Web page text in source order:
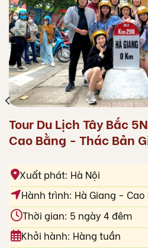
Tour Du Lịch Tây Bắc
Cao Bằng - Thác Bản
Xuất phát: Hà Nội
Hành trình: Hà Giang - Cao
Thời gian: 5 ngày 4 đêm
Khởi hành: Hàng tuần